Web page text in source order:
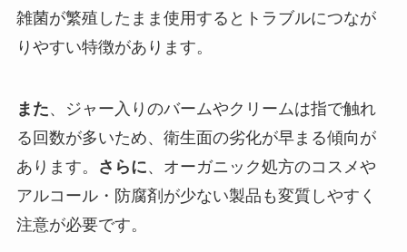
雑菌が繁殖したまま使用するとトラブルにつなが
りやすい特徴があります。
また、ジャー入りのバームやクリームは指で触れ
る回数が多いため、衛生面の劣化が早まる傾向が
あります。
さらに、オーガニック処方のコスメや
アルコール・防腐剤が少ない製品も変質しやすく
注意が必要です。